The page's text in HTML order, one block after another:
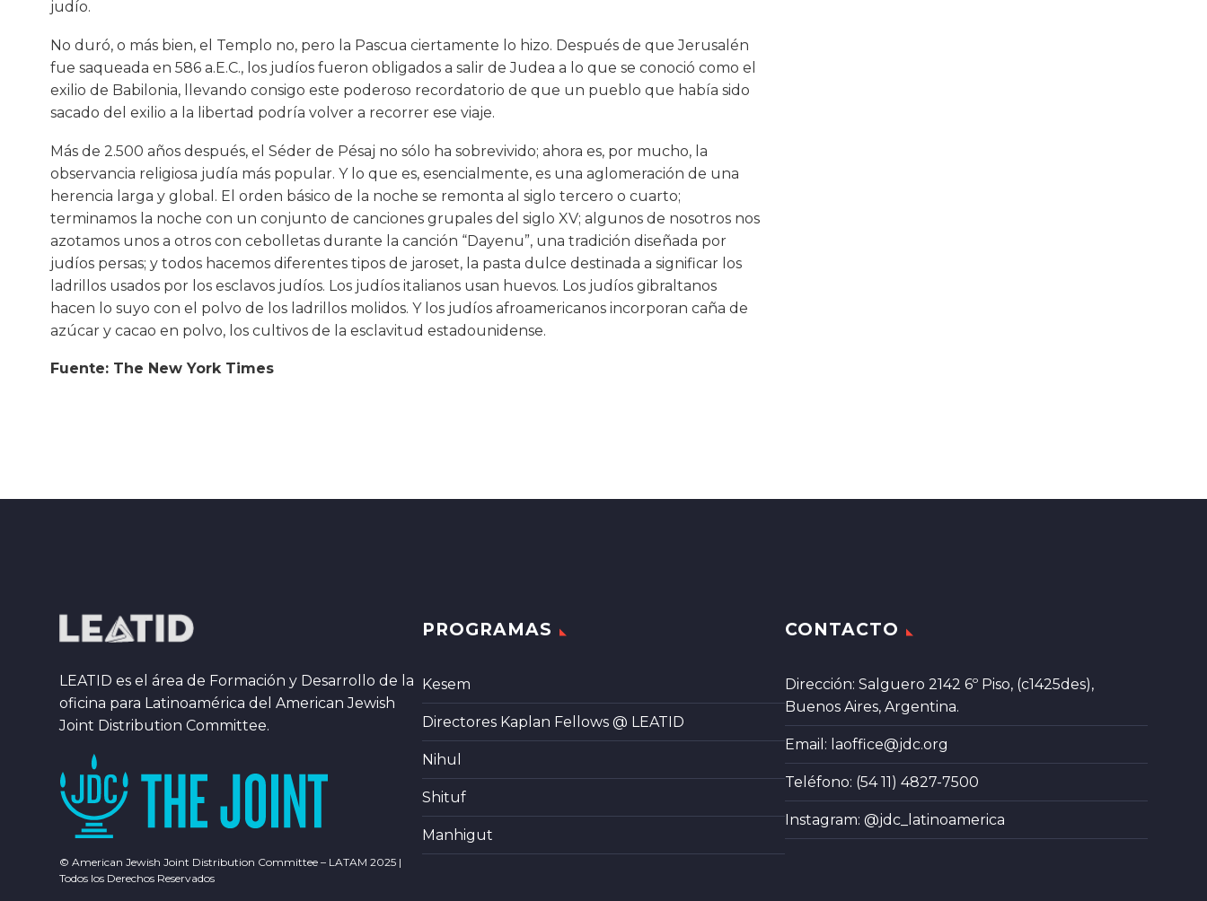
judío.
No duró, o más bien, el Templo no, pero la Pascua ciertamente lo hizo. Después de que Jerusalén
fue saqueada en 586 a.E.C., los judíos fueron obligados a salir de Judea a lo que se conoció como el
exilio de Babilonia, llevando consigo este poderoso recordatorio de que un pueblo que había sido
sacado del exilio a la libertad podría volver a recorrer ese viaje.
Más de 2.500 años después, el Séder de Pésaj no sólo ha sobrevivido; ahora es, por mucho, la
observancia religiosa judía más popular. Y lo que es, esencialmente, es una aglomeración de una
herencia larga y global. El orden básico de la noche se remonta al siglo tercero o cuarto;
terminamos la noche con un conjunto de canciones grupales del siglo XV; algunos de nosotros nos
azotamos unos a otros con cebolletas durante la canción “Dayenu”, una tradición diseñada por
judíos persas; y todos hacemos diferentes tipos de jaroset, la pasta dulce destinada a significar los
ladrillos usados por los esclavos judíos. Los judíos italianos usan huevos. Los judíos gibraltanos
hacen lo suyo con el polvo de los ladrillos molidos. Y los judíos afroamericanos incorporan caña de
azúcar y cacao en polvo, los cultivos de la esclavitud estadounidense.
Fuente: The New York Times
LEATID es el área de Formación y Desarrollo de la
oficina para Latinoamérica del American Jewish
Joint Distribution Committee.
© American Jewish Joint Distribution Committee – LATAM 2025 |
Todos los Derechos Reservados
PROGRAMAS
Kesem
Directores Kaplan Fellows @ LEATID
Nihul
Shituf
Manhigut
CONTACTO
Dirección: Salguero 2142 6º Piso, (c1425des),
Buenos Aires, Argentina.
Email: laoffice@jdc.org
Teléfono: (54 11) 4827-7500
Instagram: @jdc_latinoamerica